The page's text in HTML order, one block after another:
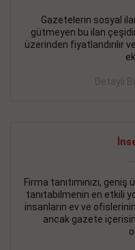
Gazetelerin sosyal
gütmeyen bu ilan
üzerinden fiyatlandırılır
Detaylı
Firma tanıtımınızı,
tanıtabilmenin en etkili
insanların ev ve
ancak gazete
İŞYERİ KİRALIK İlanı -
BEYLİKDÜZÜ
DEVREMÜLK KİRALIK
SİNYE Tekstile
elemanı alınacaktır.